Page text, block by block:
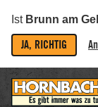
Ist Brunn am
JA, RICHTIG